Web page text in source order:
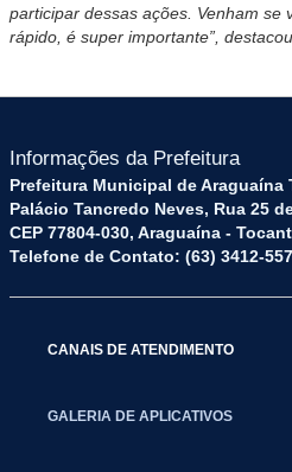
participar dessas ações. Venham se
rápido, é super importante”,
Informações da Prefeitura
Prefeitura Municipal de Araguaína
Palácio Tancredo Neves, Rua 25
CEP 77804-030, Araguaína -
Telefone de Contato: (63) 3412-
CANAIS DE ATENDIMENTO
GALERIA DE APLICATIVOS